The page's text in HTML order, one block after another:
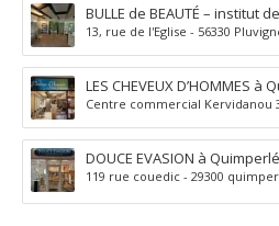
BULLE de BEAUTÉ – institut
13, rue de l'Eglise - 56330
LES CHEVEUX D’HOMMES à
Centre commercial Kervidanou
DOUCE EVASION à
ÊTRE
119 rue couedic - 29300